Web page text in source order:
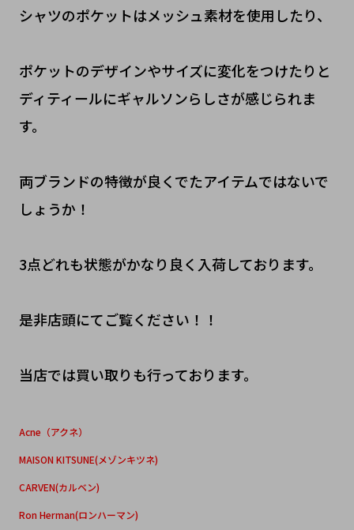
シャツのポケットはメッシュ素材を使用したり、
ポケットのデザインやサイズに変化をつけたりと
ディティールにギャルソンらしさが感じられま
す。
両ブランドの特徴が良くでたアイテムではないで
しょうか！
3点どれも状態がかなり良く入荷しております。
是非店頭にてご覧ください！！
当店では買い取りも行っております。
Acne（アクネ）
MAISON KITSUNE(メゾンキツネ)
CARVEN(カルベン)
Ron Herman(ロンハーマン)